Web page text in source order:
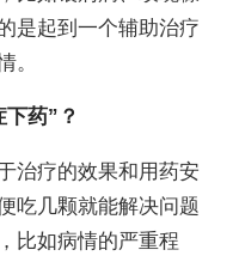
是起到一个辅助治疗
。
药”？
治疗的效果和用药安
吃几颗就能解决问题
比如病情的严重程